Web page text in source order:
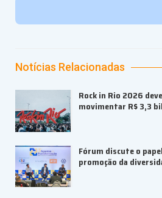
Notícias Relacionadas
Rock in Rio 2026
movimentar R$ 3,3
Fórum discute o
promoção da